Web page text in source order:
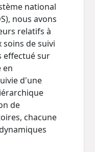
national
nous avons
relatifs à
soins de suivi
effectué sur
en
d'une
de
chacune